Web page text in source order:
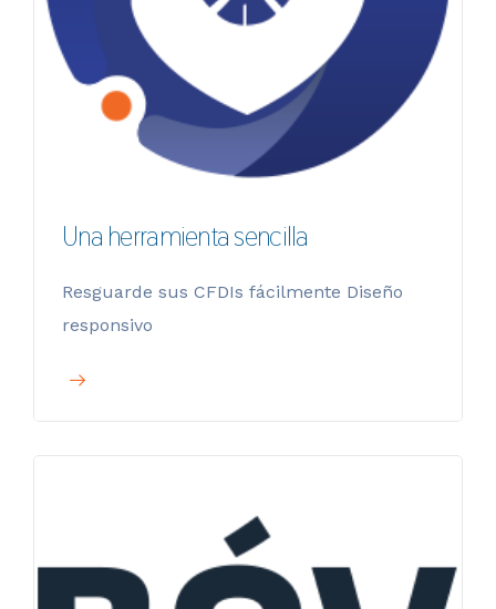
Una herramienta sencilla
Resguarde sus CFDIs fácilmente Diseño
responsivo